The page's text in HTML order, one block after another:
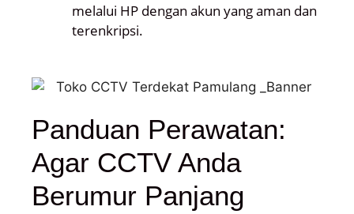
melalui HP dengan akun yang aman dan
terenkripsi.
Panduan Perawatan:
Agar CCTV Anda
Berumur Panjang